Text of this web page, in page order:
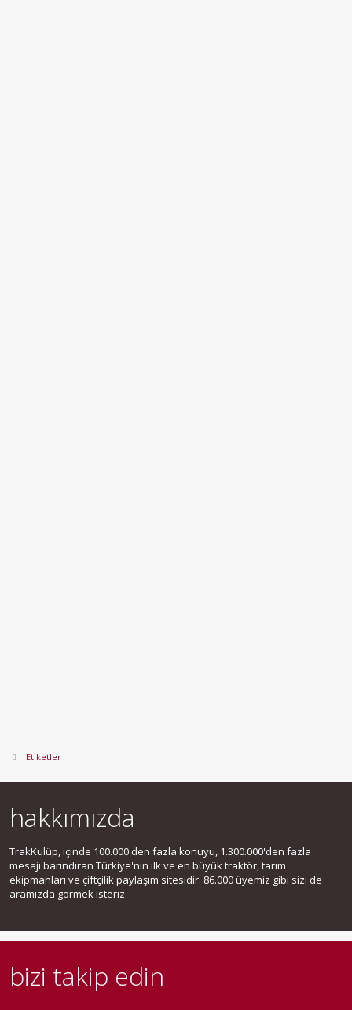
Etiketler
hakkımızda
TrakKulüp, içinde 100.000'den fazla konuyu, 1.300.000'den fazla
mesajı barındıran Türkiye'nin ilk ve en büyük traktör, tarım
ekipmanları ve çiftçilik paylaşım sitesidir. 86.000 üyemiz gibi sizi de
aramızda görmek isteriz.
bizi takip edin